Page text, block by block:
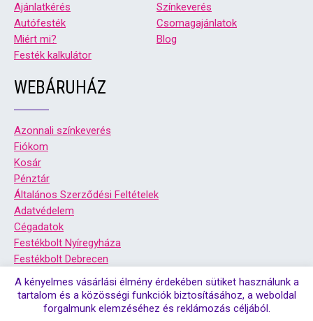
Ajánlatkérés
Színkeverés
Autófesték
Csomagajánlatok
Miért mi?
Blog
Festék kalkulátor
WEBÁRUHÁZ
Azonnali színkeverés
Fiókom
Kosár
Pénztár
Általános Szerződési Feltételek
Adatvédelem
Cégadatok
Festékbolt Nyíregyháza
Festékbolt Debrecen
A kényelmes vásárlási élmény érdekében sütiket használunk a
tartalom és a közösségi funkciók biztosításához, a weboldal
forgalmunk elemzéséhez és reklámozás céljából.